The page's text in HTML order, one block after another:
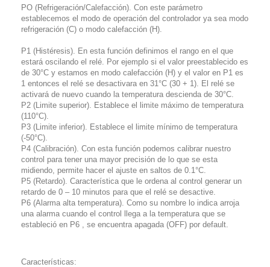
PO (Refrigeración/Calefacción). Con este parámetro
establecemos el modo de operación del controlador ya sea modo
refrigeración (C) o modo calefacción (H).
P1 (Histéresis). En esta función definimos el rango en el que
estará oscilando el relé. Por ejemplo si el valor preestablecido es
de 30°C y estamos en modo calefacción (H) y el valor en P1 es
1 entonces el relé se desactivara en 31°C (30 + 1). El relé se
activará de nuevo cuando la temperatura descienda de 30°C.
P2 (Limite superior). Establece el limite máximo de temperatura
(110°C).
P3 (Limite inferior). Establece el limite mínimo de temperatura
(-50°C).
P4 (Calibración). Con esta función podemos calibrar nuestro
control para tener una mayor precisión de lo que se esta
midiendo, permite hacer el ajuste en saltos de 0.1°C.
P5 (Retardo). Característica que le ordena al control generar un
retardo de 0 – 10 minutos para que el relé se desactive.
P6 (Alarma alta temperatura). Como su nombre lo indica arroja
una alarma cuando el control llega a la temperatura que se
estableció en P6 , se encuentra apagada (OFF) por default.
Características: